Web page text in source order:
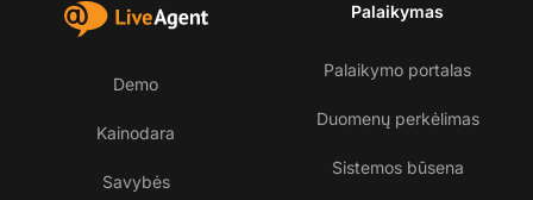
Demo
Kainodara
Savybės
Palaikymas
Palaikymo portalas
Duomenų perkėlimas
Sistemos būsena